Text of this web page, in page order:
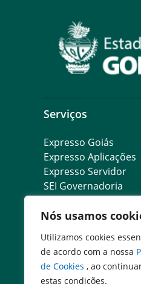
Nós usamos
Utilizamos cookies
de acordo com a nossa
de Cookies , ao
estas condições.
Serviços
Expresso Goiás
Expresso Aplicações
Expresso Servidor
SEI Governadoria
Escola de Governo